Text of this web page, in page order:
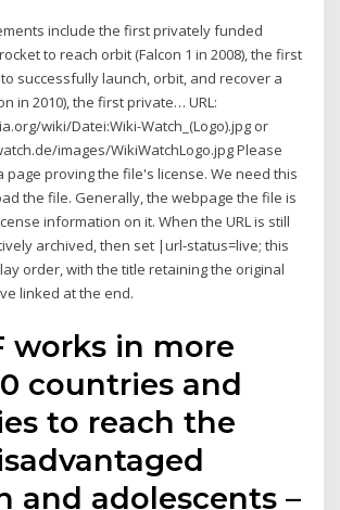
include the first privately funded
to reach orbit (Falcon 1 in 2008), the first
successfully launch, orbit, and recover a
in 2010), the first private… URL:
wiki/Datei:Wiki-Watch_(Logo).jpg or
images/WikiWatchLogo.jpg Please
page proving the file's license. We need this
the file. Generally, the webpage the file is
information on it. When the URL is still
archived, then set |url-status=live; this
order, with the title retaining the original
linked at the end.
works in more
countries and
to reach the
and adolescents –